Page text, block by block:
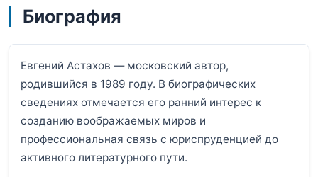
Биография
Евгений Астахов — московский автор,
родившийся в 1989 году. В биографических
сведениях отмечается его ранний интерес к
созданию воображаемых миров и
профессиональная связь с юриспруденцией до
активного литературного пути.